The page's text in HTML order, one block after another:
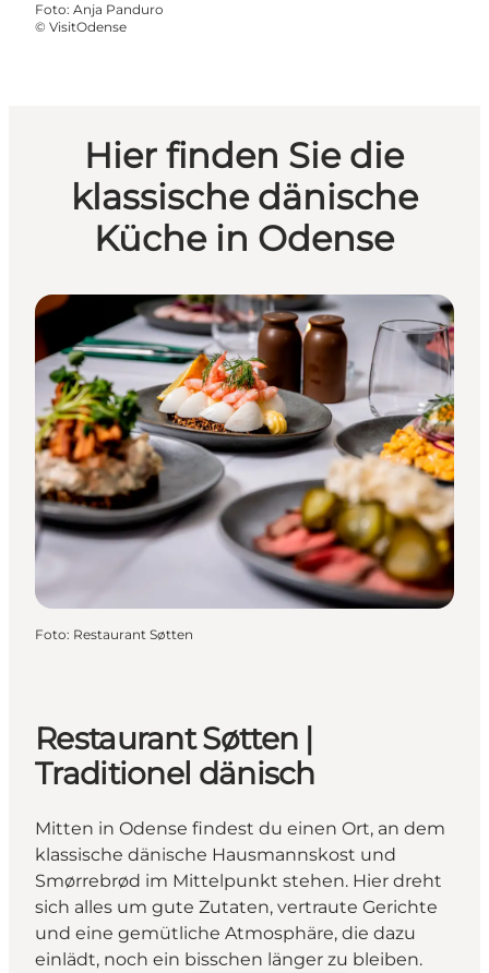
Foto: Anja Panduro
© VisitOdense
Hier finden Sie die
klassische dänische
Küche in Odense
Foto: Restaurant Søtten
Restaurant Søtten |
Traditionel dänisch
Mitten in Odense findest du einen Ort, an dem
klassische dänische Hausmannskost und
Smørrebrød im Mittelpunkt stehen. Hier dreht
sich alles um gute Zutaten, vertraute Gerichte
und eine gemütliche Atmosphäre, die dazu
einlädt, noch ein bisschen länger zu bleiben.